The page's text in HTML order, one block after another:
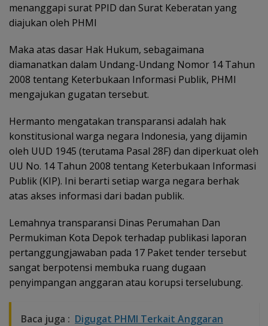
menanggapi surat PPID dan Surat Keberatan yang
diajukan oleh PHMI
Maka atas dasar Hak Hukum, sebagaimana
diamanatkan dalam Undang-Undang Nomor 14 Tahun
2008 tentang Keterbukaan Informasi Publik, PHMI
mengajukan gugatan tersebut.
Hermanto mengatakan transparansi adalah hak
konstitusional warga negara Indonesia, yang dijamin
oleh UUD 1945 (terutama Pasal 28F) dan diperkuat oleh
UU No. 14 Tahun 2008 tentang Keterbukaan Informasi
Publik (KIP). Ini berarti setiap warga negara berhak
atas akses informasi dari badan publik.
Lemahnya transparansi Dinas Perumahan Dan
Permukiman Kota Depok terhadap publikasi laporan
pertanggungjawaban pada 17 Paket tender tersebut
sangat berpotensi membuka ruang dugaan
penyimpangan anggaran atau korupsi terselubung.
Baca juga : Digugat PHMI Terkait Anggaran